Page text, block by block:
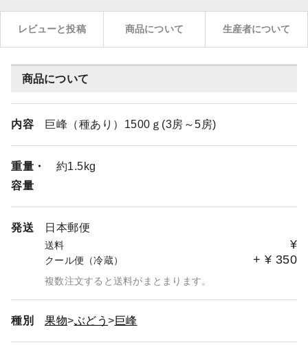
レビューと投稿 商品について 生産者について
商品について
内容 巨峰（種あり）1500ｇ(3房～5房)
重量・
容量
約1.5kg
発送 日本郵便
送料 ¥
クール便（冷蔵） + ¥ 350
複数注文すると送料がまとまります。
種別 果物 ぶどう 巨峰